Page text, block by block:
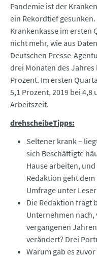
Pandemie ist der
ein Rekordtief
Krankenkasse im ersten
nicht mehr, wie aus
Deutschen Presse-
drei Monaten des
Prozent. Im ersten
5,1 Prozent, 2019 bei 4,8
Arbeitszeit.
drehscheibeTipps:
Seltener krank –
sich Beschäftigte
Hause arbeiten,
Redaktion geht
Umfrage unter
Die Redaktion fragt
Unternehmen
vergangenen
verändert? Drei
Warum gab es